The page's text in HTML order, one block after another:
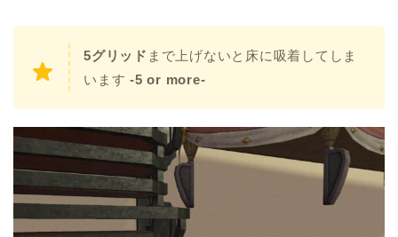
5グリッド まで上げないと床に吸着してしま
います-5 or more-